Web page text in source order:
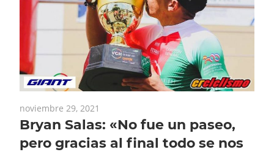
noviembre 29, 2021
Bryan Salas: «No fue un paseo,
pero gracias al final todo se nos